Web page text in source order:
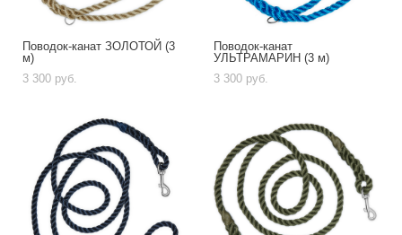
Поводок-канат ЗОЛОТОЙ (3
м)
3 300 pуб.
Поводок-канат
УЛЬТРАМАРИН (3 м)
3 300 pуб.